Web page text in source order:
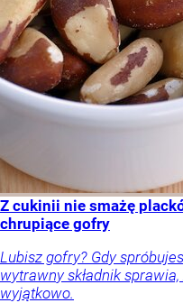
Z cukinii nie smażę
chrupiące gofry
Lubisz gofry? Gdy
wytrawny składnik
wyjątkowo.